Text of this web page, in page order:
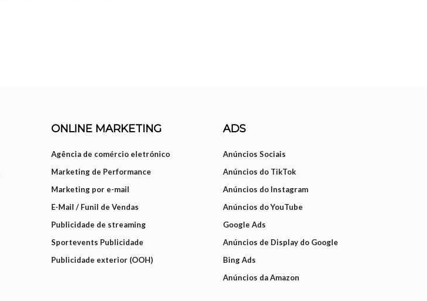
ONLINE MARKETING
Agência de comércio eletrónico
Marketing de Performance
Marketing por e-mail
E-Mail / Funil de Vendas
Publicidade de streaming
Sportevents Publicidade
Publicidade exterior (OOH)
ADS
Anúncios Sociais
Anúncios do TikTok
Anúncios do Instagram
Anúncios do YouTube
Google Ads
Anúncios de Display do Google
Bing Ads
Anúncios da Amazon